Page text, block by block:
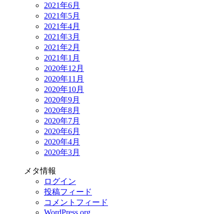
2021年6月
2021年5月
2021年4月
2021年3月
2021年2月
2021年1月
2020年12月
2020年11月
2020年10月
2020年9月
2020年8月
2020年7月
2020年6月
2020年4月
2020年3月
メタ情報
ログイン
投稿フィード
コメントフィード